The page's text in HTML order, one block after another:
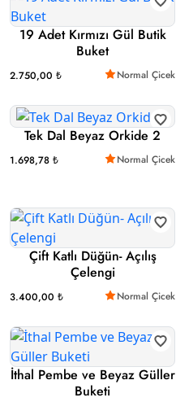
19 Adet Kırmızı Gül Butik
Buket
2.750,00 ₺ Normal Çicek
Tek Dal Beyaz Orkide 2
1.698,78 ₺ Normal Çicek
Çift Katlı Düğün- Açılış
Çelengi
3.400,00 ₺ Normal Çicek
İthal Pembe ve Beyaz Güller
Buketi